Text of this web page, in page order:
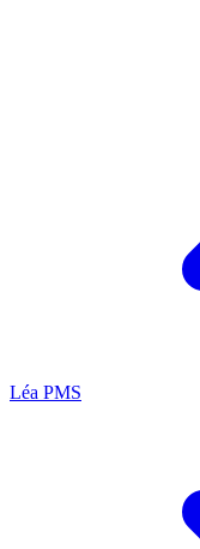
Léa PMS